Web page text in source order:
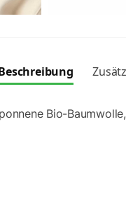
Bio-